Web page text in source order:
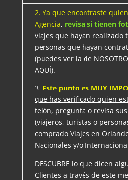
2. Ya que encontraste
Agencia, revisa si tienen
viajes que hayan realizado
personas que hayan
(puedes ver la de
AQUÍ).
3. Este punto es MUY
que has verificado quien
telón, pregunta o revisa sus
(viajeros, turistas o
comprado Viajes en
Nacionales y/o
DESCUBRE lo que dicen
Clientes a través de este